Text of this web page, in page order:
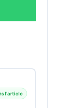
l'article